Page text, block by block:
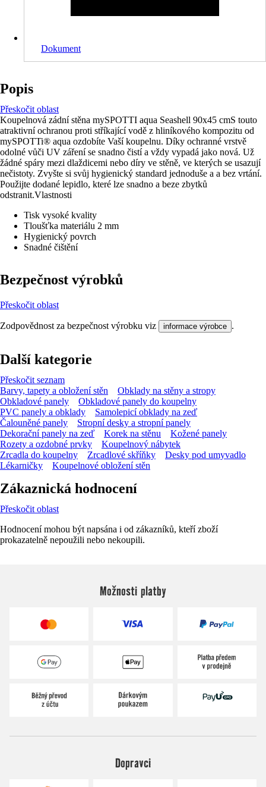
Dokument
Popis
Přeskočit oblast
Koupelnová zádní stěna mySPOTTI aqua Seashell 90x45 cmS touto
atraktivní ochranou proti stříkající vodě z hliníkového kompozitu od
mySPOTTi® aqua ozdobíte Vaší koupelnu. Díky ochranné vrstvě
odolné vůči UV záření se snadno čistí a vždy vypadá jako nová. Už
žádné spáry mezi dlaždicemi nebo díry ve stěně, ve kterých se usazují
nečistoty. Zvyšte si svůj hygienický standard jednoduše a a bez vrtání.
Použijte dodané lepidlo, které lze snadno a beze zbytků
odstranit.Vlastnosti
Tisk vysoké kvality
Tloušťka materiálu 2 mm
Hygienický povrch
Snadné čištění
Bezpečnost výrobků
Přeskočit oblast
Zodpovědnost za bezpečnost výrobku viz informace výrobce .
Další kategorie
Přeskočit seznam
Barvy, tapety a obložení stěn
Obklady na stěny a stropy
Obkladové panely
Obkladové panely do koupelny
PVC panely a obklady
Samolepicí obklady na zeď
Čalouněné panely
Stropní desky a stropní panely
Dekorační panely na zeď
Korek na stěnu
Kožené panely
Rozety a ozdobné prvky
Koupelnový nábytek
Zrcadla do koupelny
Zrcadlové skříňky
Desky pod umyvadlo
Lékarničky
Koupelnové obložení stěn
Zákaznická hodnocení
Přeskočit oblast
Hodnocení mohou být napsána i od zákazníků, kteří zboží
prokazatelně nepoužili nebo nekoupili.
Možnosti platby
Dopravci